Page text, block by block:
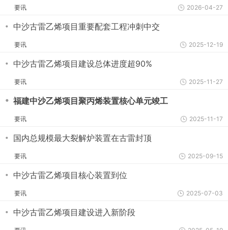
要讯 2026-04-27
・ 中沙古雷乙烯项目重要配套工程冲刺中交
要讯 2025-12-19
・ 中沙古雷乙烯项目建设总体进度超90%
要讯 2025-11-27
・ 福建中沙乙烯项目聚丙烯装置核心单元竣工
要讯 2025-11-17
・ 国内总规模最大裂解炉装置在古雷封顶
要讯 2025-09-15
・ 中沙古雷乙烯项目核心装置到位
要讯 2025-07-03
・ 中沙古雷乙烯项目建设进入新阶段